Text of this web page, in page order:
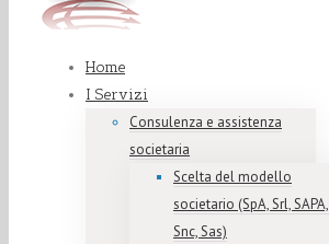
Home
I Servizi
Consulenza e assistenza
societaria
Scelta del modello
societario (SpA, Srl, SAPA,
Snc, Sas)